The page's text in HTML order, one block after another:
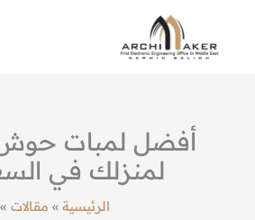
المحتوى
أفضل لمبات
لمنزلك في
الرئيسية
مقالات